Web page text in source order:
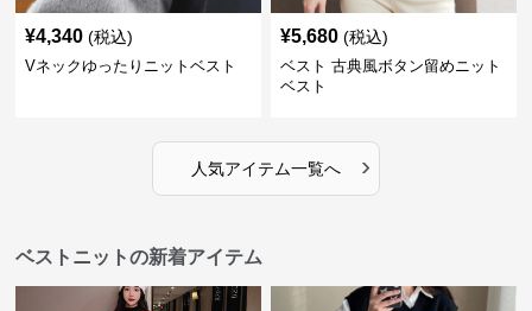
¥4,340 (税込)
Vネックゆったりニットベスト
¥5,680 (税込)
ベスト 古典風ボタン留めニット
ベスト
人気アイテム一覧へ ›
ベストニットの新着アイテム